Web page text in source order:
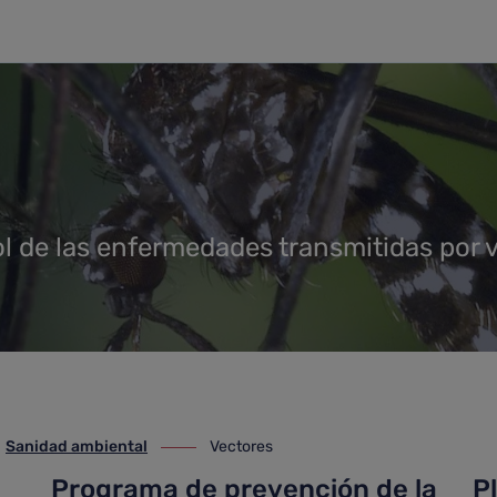
de las enfermedades transmitidas por
ambiental
Sanidad ambiental
ir-a Vectores
Vectores
Programa de prevención de la